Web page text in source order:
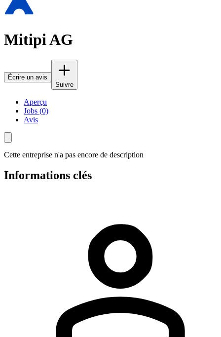
Mitipi AG
Écrire un avis
Suivre
Aperçu
Jobs (0)
Avis
Cette entreprise n'a pas encore de description
Informations clés